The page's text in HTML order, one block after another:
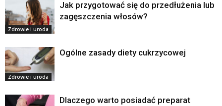
Zdrowie i uroda
Jak przygotować się do przedłużenia lub
zagęszczenia włosów?
Zdrowie i uroda
Ogólne zasady diety cukrzycowej
Dlaczego warto posiadać preparat